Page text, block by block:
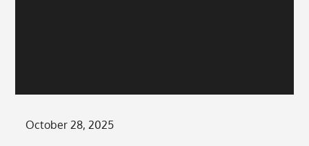
Posted
October 28, 2025